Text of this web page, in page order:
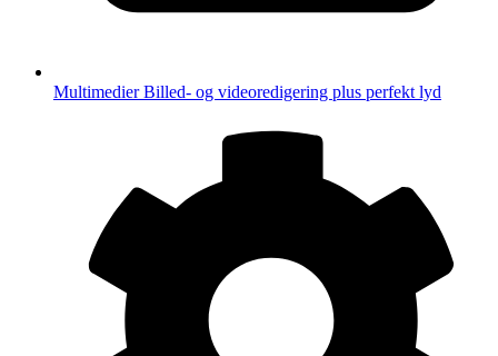
MultimedierBilled- og videoredigering plus perfekt lyd